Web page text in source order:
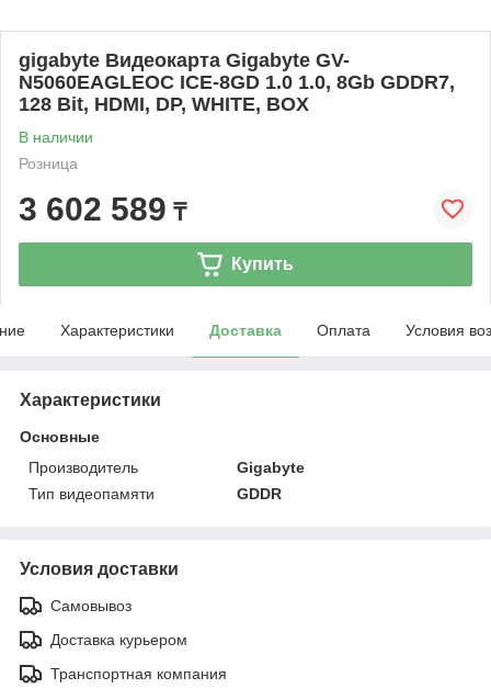
gigabyte Видеокарта Gigabyte GV-
N5060EAGLEOC ICE-8GD 1.0 1.0, 8Gb GDDR7,
128 Bit, HDMI, DP, WHITE, BOX
В наличии
Розница
3 602 589 ₸
Купить
Характеристики Доставка Оплата Условия
Характеристики
Основные
Производитель
Gigabyte
Тип видеопамяти
GDDR
Условия доставки
Самовывоз
Доставка курьером
Транспортная компания